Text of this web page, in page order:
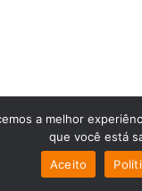
a melhor
que você está
Aceito